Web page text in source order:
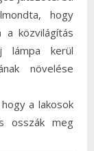
hogy
közvilágítás
lámpa kerül
növelése
a lakosok
osszák meg